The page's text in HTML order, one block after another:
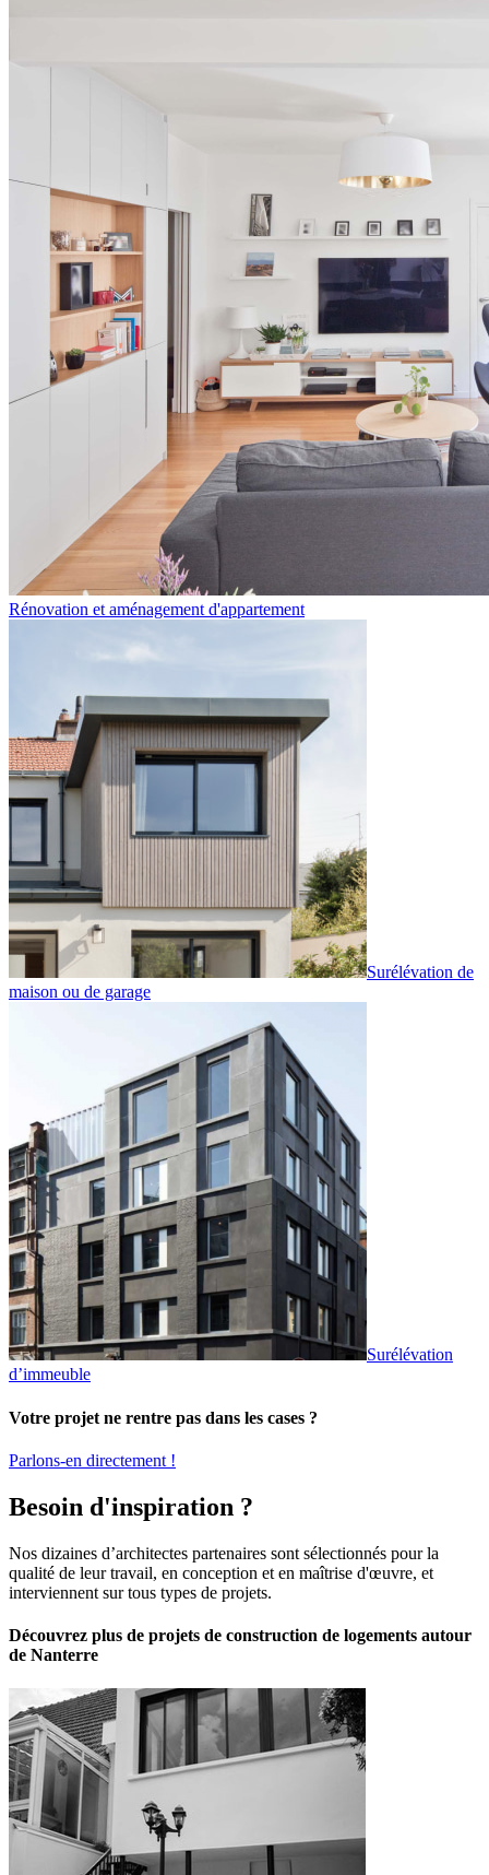
Rénovation et aménagement d'appartement
Surélévation de
maison ou de garage
Surélévation
d’immeuble
Votre projet ne rentre pas dans les cases ?
Parlons-en directement !
Besoin d'inspiration ?
Nos dizaines d’architectes partenaires sont sélectionnés pour la
qualité de leur travail, en conception et en maîtrise d'œuvre, et
interviennent sur tous types de projets.
Découvrez plus de projets de construction de logements autour
de Nanterre